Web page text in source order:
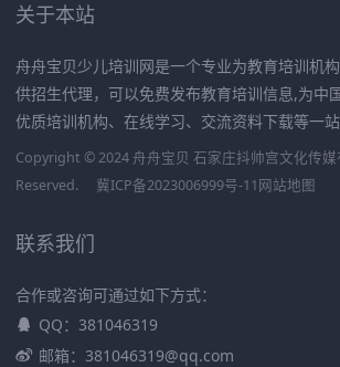
关于本站
舟舟宝贝少儿培训网是一个专业为教育培训机
供招生代理，可以免费发布教育培训信息,为中
优质培训机构、在线学习、交流资料下载等一站
Copyright © 2024 舟舟宝贝 石家庄抖帅宫文化传
Reserved.
冀ICP备2023006999号-11网站地图
联系我们
合作或咨询可通过如下方式：
QQ：381046319
邮箱：381046319@qq.com